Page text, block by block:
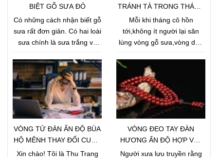
BIỆT GỖ SƯA ĐỎ
Có những cách nhận biết gỗ
sưa rất đơn giản. Có hai loài
sưa chính là sưa trắng và
trắng và sưa đỏ, ta dựa vào
hoa: Sưa trắng cho hoa đẹp
quả to đốt không có mùi
nhưng giá trị gỗ không bằng
sưa đỏ. Sưa đỏ trông gần
giống sưa trắng, quả thành
từng chùm đốt lên có mùi
thối.
TRÁNH TÀ TRONG THÁNG
CÔ HỒN
Mỗi khi tháng cô hồn
tới,không ít người lại săn
lùng vòng gỗ sưa,vòng dâu
xua đuổi tà ma và những
điều xui xẻo, tăng phước khí
và sự an lành trong cuộc
sống của người đeo.
VÒNG TỬ ĐÀN ẤN ĐỘ BÙA
HỘ MÊNH THAY ĐỔI CUỘC
ĐỜI TÔI
Xin chào! Tôi là Thu Trang
VÒNG ĐEO TAY ĐÀN
HƯƠNG ẤN ĐỘ HỢP VỚI
NGƯỜI MỆNH GÌ ?
Người xưa lưu truyền rằng